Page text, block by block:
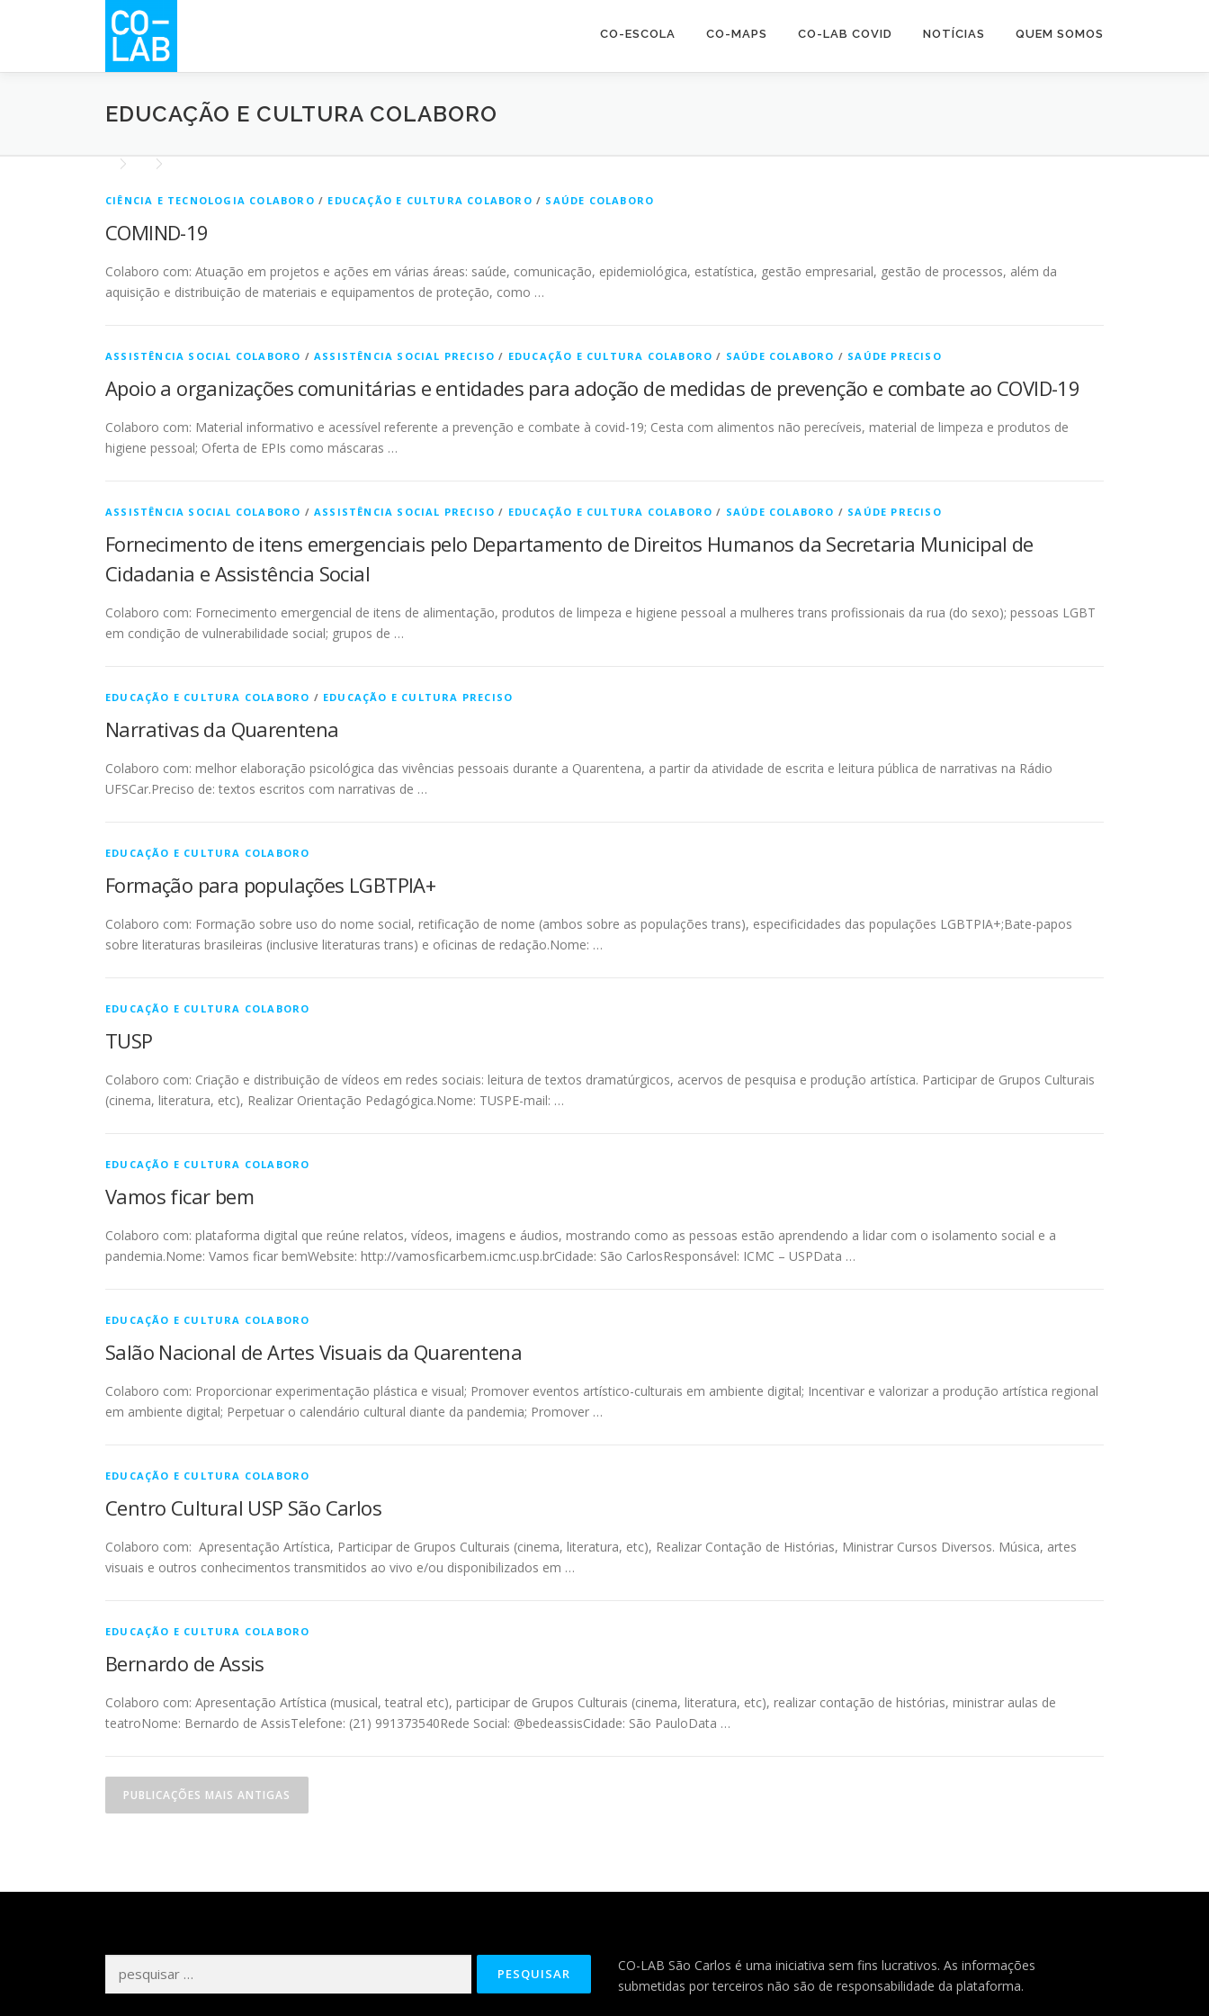
conteúdo
CO-ESCOLA CO-MAPS CO-LAB COVID NOTÍCIAS QUEM SOMOS
EDUCAÇÃO E CULTURA COLABORO
CIÊNCIA E TECNOLOGIA COLABORO / EDUCAÇÃO E CULTURA COLABORO / SAÚDE COLABORO
COMIND-19
Colaboro com: Atuação em projetos e ações em várias áreas: saúde, comunicação, epidemiológica, estatística, gestão empresarial, gestão de processos, além da
aquisição e distribuição de materiais e equipamentos de proteção, como …
ASSISTÊNCIA SOCIAL COLABORO /ASSISTÊNCIA SOCIAL PRECISO / EDUCAÇÃO E CULTURA COLABORO / SAÚDE COLABORO / SAÚDE PRECISO
Apoio a organizações comunitárias e entidades para adoção de medidas de prevenção e combate ao COVID-19
Colaboro com: Material informativo e acessível referente a prevenção e combate à covid-19; Cesta com alimentos não perecíveis, material de limpeza e produtos de
higiene pessoal; Oferta de EPIs como máscaras …
ASSISTÊNCIA SOCIAL COLABORO /ASSISTÊNCIA SOCIAL PRECISO / EDUCAÇÃO E CULTURA COLABORO / SAÚDE COLABORO / SAÚDE PRECISO
Fornecimento de itens emergenciais pelo Departamento de Direitos Humanos da Secretaria Municipal de
Cidadania e Assistência Social
Colaboro com: Fornecimento emergencial de itens de alimentação, produtos de limpeza e higiene pessoal a mulheres trans profissionais da rua (do sexo); pessoas LGBT
em condição de vulnerabilidade social; grupos de …
EDUCAÇÃO E CULTURA COLABORO / EDUCAÇÃO E CULTURA PRECISO
Narrativas da Quarentena
Colaboro com: melhor elaboração psicológica das vivências pessoais durante a Quarentena, a partir da atividade de escrita e leitura pública de narrativas na Rádio
UFSCar.Preciso de: textos escritos com narrativas de …
EDUCAÇÃO E CULTURA COLABORO
Formação para populações LGBTPIA+
Colaboro com: Formação sobre uso do nome social, retificação de nome (ambos sobre as populações trans), especificidades das populações LGBTPIA+;Bate-papos
sobre literaturas brasileiras (inclusive literaturas trans) e oficinas de redação.Nome: …
EDUCAÇÃO E CULTURA COLABORO
TUSP
Colaboro com: Criação e distribuição de vídeos em redes sociais: leitura de textos dramatúrgicos, acervos de pesquisa e produção artística. Participar de Grupos Culturais
(cinema, literatura, etc), Realizar Orientação Pedagógica.Nome: TUSPE-mail: …
EDUCAÇÃO E CULTURA COLABORO
Vamos ficar bem
Colaboro com: plataforma digital que reúne relatos, vídeos, imagens e áudios, mostrando como as pessoas estão aprendendo a lidar com o isolamento social e a
pandemia.Nome: Vamos ficar bemWebsite: http://vamosficarbem.icmc.usp.brCidade: São CarlosResponsável: ICMC – USPData …
EDUCAÇÃO E CULTURA COLABORO
Salão Nacional de Artes Visuais da Quarentena
Colaboro com: Proporcionar experimentação plástica e visual; Promover eventos artístico-culturais em ambiente digital; Incentivar e valorizar a produção artística regional
em ambiente digital; Perpetuar o calendário cultural diante da pandemia; Promover …
EDUCAÇÃO E CULTURA COLABORO
Centro Cultural USP São Carlos
Colaboro com: Apresentação Artística, Participar de Grupos Culturais (cinema, literatura, etc), Realizar Contação de Histórias, Ministrar Cursos Diversos. Música, artes
visuais e outros conhecimentos transmitidos ao vivo e/ou disponibilizados em …
EDUCAÇÃO E CULTURA COLABORO
Bernardo de Assis
Colaboro com: Apresentação Artística (musical, teatral etc), participar de Grupos Culturais (cinema, literatura, etc), realizar contação de histórias, ministrar aulas de
teatroNome: Bernardo de AssisTelefone: (21) 991373540Rede Social: @bedeassisCidade: São PauloData …
N
a
ç
PUBLICAÇÕES MAIS ANTIGAS
por:
CO-LAB São Carlos é uma iniciativa sem fins lucrativos. As informações
submetidas por terceiros não são de responsabilidade da plataforma.